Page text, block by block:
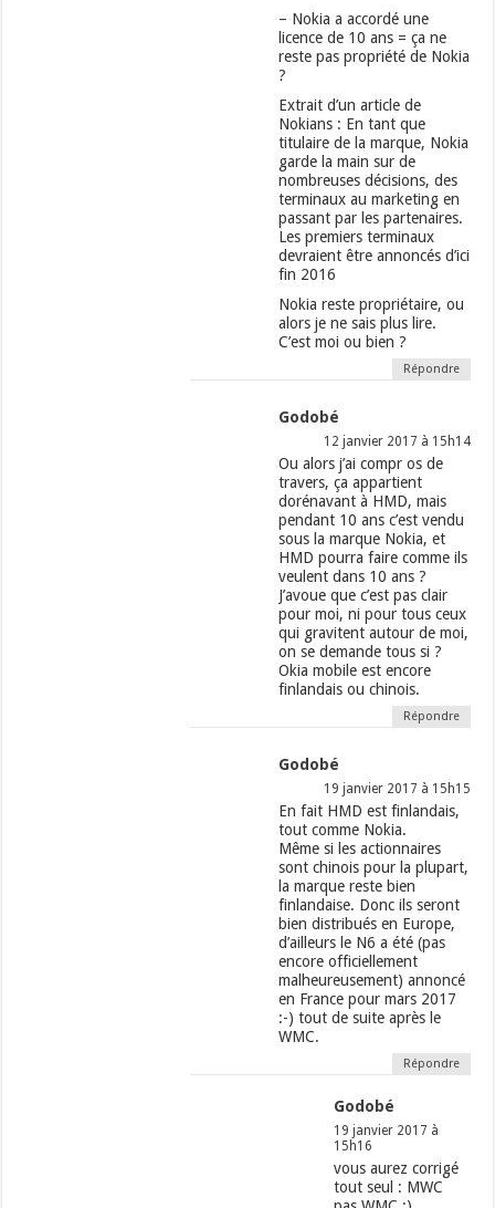
– Nokia a accordé une
licence de 10 ans = ça ne
reste pas propriété de Nokia
?
Extrait d’un article de
Nokians : En tant que
titulaire de la marque, Nokia
garde la main sur de
nombreuses décisions, des
terminaux au marketing en
passant par les partenaires.
Les premiers terminaux
devraient être annoncés d’ici
fin 2016
Nokia reste propriétaire, ou
alors je ne sais plus lire.
C’est moi ou bien ?
Répondre
Godobé
12 janvier 2017 à 15h14
Ou alors j’ai compr os de
travers, ça appartient
dorénavant à HMD, mais
pendant 10 ans c’est vendu
sous la marque Nokia, et
HMD pourra faire comme ils
veulent dans 10 ans ?
J’avoue que c’est pas clair
pour moi, ni pour tous ceux
qui gravitent autour de moi,
on se demande tous si ?
Okia mobile est encore
finlandais ou chinois.
Répondre
Godobé
19 janvier 2017 à 15h15
En fait HMD est finlandais,
tout comme Nokia.
Même si les actionnaires
sont chinois pour la plupart,
la marque reste bien
finlandaise. Donc ils seront
bien distribués en Europe,
d’ailleurs le N6 a été (pas
encore officiellement
malheureusement) annoncé
en France pour mars 2017
:-) tout de suite après le
WMC.
Répondre
Godobé
19 janvier 2017 à
15h16
vous aurez corrigé
tout seul : MWC